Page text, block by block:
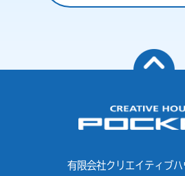
有限会社クリエイティブハ